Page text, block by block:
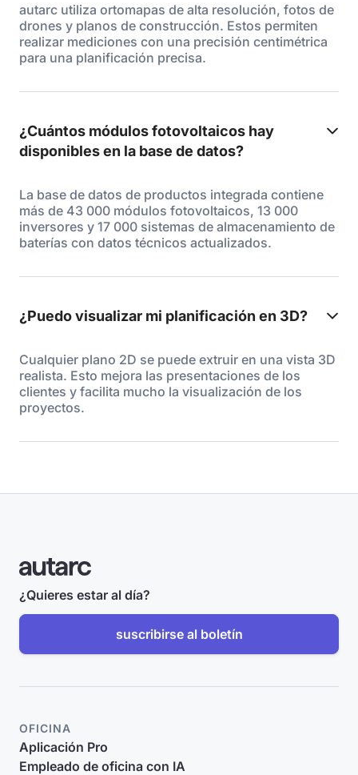
autarc utiliza ortomapas de alta resolución, fotos de
drones y planos de construcción. Estos permiten
realizar mediciones con una precisión centimétrica
para una planificación precisa.
¿Cuántos módulos fotovoltaicos hay
disponibles en la base de datos?
La base de datos de productos integrada contiene
más de 43 000 módulos fotovoltaicos, 13 000
inversores y 17 000 sistemas de almacenamiento de
baterías con datos técnicos actualizados.
¿Puedo visualizar mi planificación en 3D?
Cualquier plano 2D se puede extruir en una vista 3D
realista. Esto mejora las presentaciones de los
clientes y facilita mucho la visualización de los
proyectos.
¿Quieres estar al día?
suscribirse al boletín
OFICINA
Aplicación Pro
Empleado de oficina con IA